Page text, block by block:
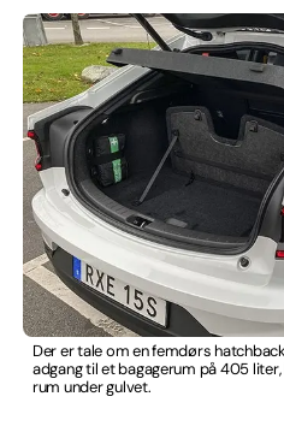
Der er tale om en femdørs
adgang til et bagagerum på 405
rum under gulvet.